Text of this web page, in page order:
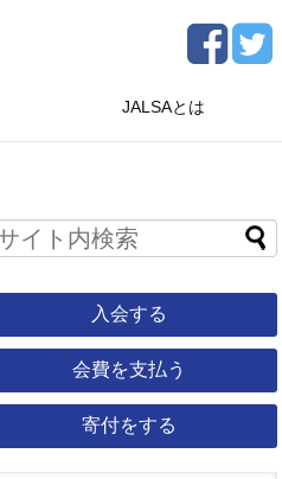
JALSAとは
入会する
会費を支払う
寄付をする